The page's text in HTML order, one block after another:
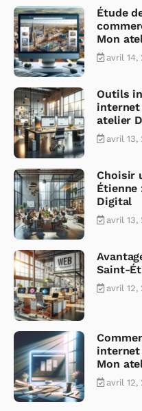
Étude
Mon
avril 14,
Outils
internet
atelier
avril 13,
Choisir
Étienne
Digital
avril 13,
Saint-
avril 12,
internet
Mon
avril 12,